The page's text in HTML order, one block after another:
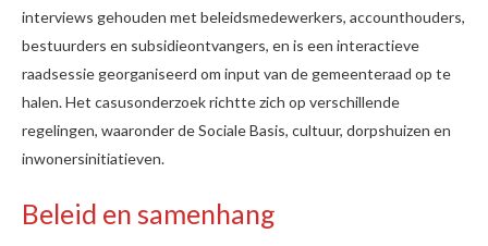
interviews gehouden met beleidsmedewerkers, accounthouders,
bestuurders en subsidieontvangers, en is een interactieve
raadsessie georganiseerd om input van de gemeenteraad op te
halen. Het casusonderzoek richtte zich op verschillende
regelingen, waaronder de Sociale Basis, cultuur, dorpshuizen en
inwonersinitiatieven.
Beleid en samenhang